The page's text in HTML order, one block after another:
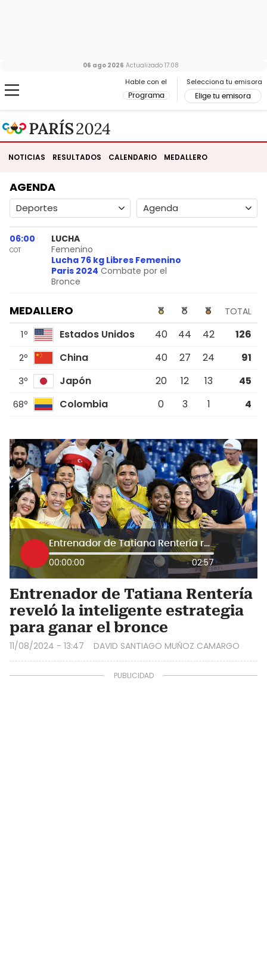
Hable con el
Programa
Selecciona tu emisora
Elige tu emisora
06 ago 2026 Actualizado 17:08
NOTICIAS RESULTADOS CALENDARIO MEDALLERO
AGENDA
Deportes Agenda
06:00
COT
LUCHA
Femenino
Lucha 76 kg Libres Femenino
Paris 2024 Combate por el
Bronce
MEDALLERO TOTAL
1º Estados Unidos 40 44 42 126
2º China 40 27 24 91
3º Japón 20 12 13 45
68º Colombia 0 3 1 4
Entrenador de Tatiana Rentería reveló la inteligente estrategia para ganar el bronce
00:00:00 02:57
Entrenador de Tatiana Rentería
reveló la inteligente estrategia
para ganar el bronce
11/08/2024 - 13:47 DAVID SANTIAGO MUÑOZ CAMARGO